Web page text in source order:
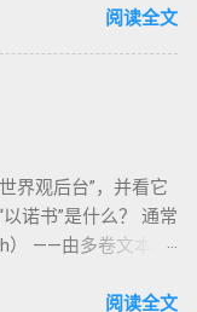
的临在如何规范人类
） 这节经文构成
神”。 《利未记》教
生活方式。 二、献
种祭： 燔祭
祭 （minchah）：
阅读全文
界观后台”，并看它
诺书”是什么？ 通常
） ——由多卷文本构
（ 埃塞俄比亚正教
阅读全文